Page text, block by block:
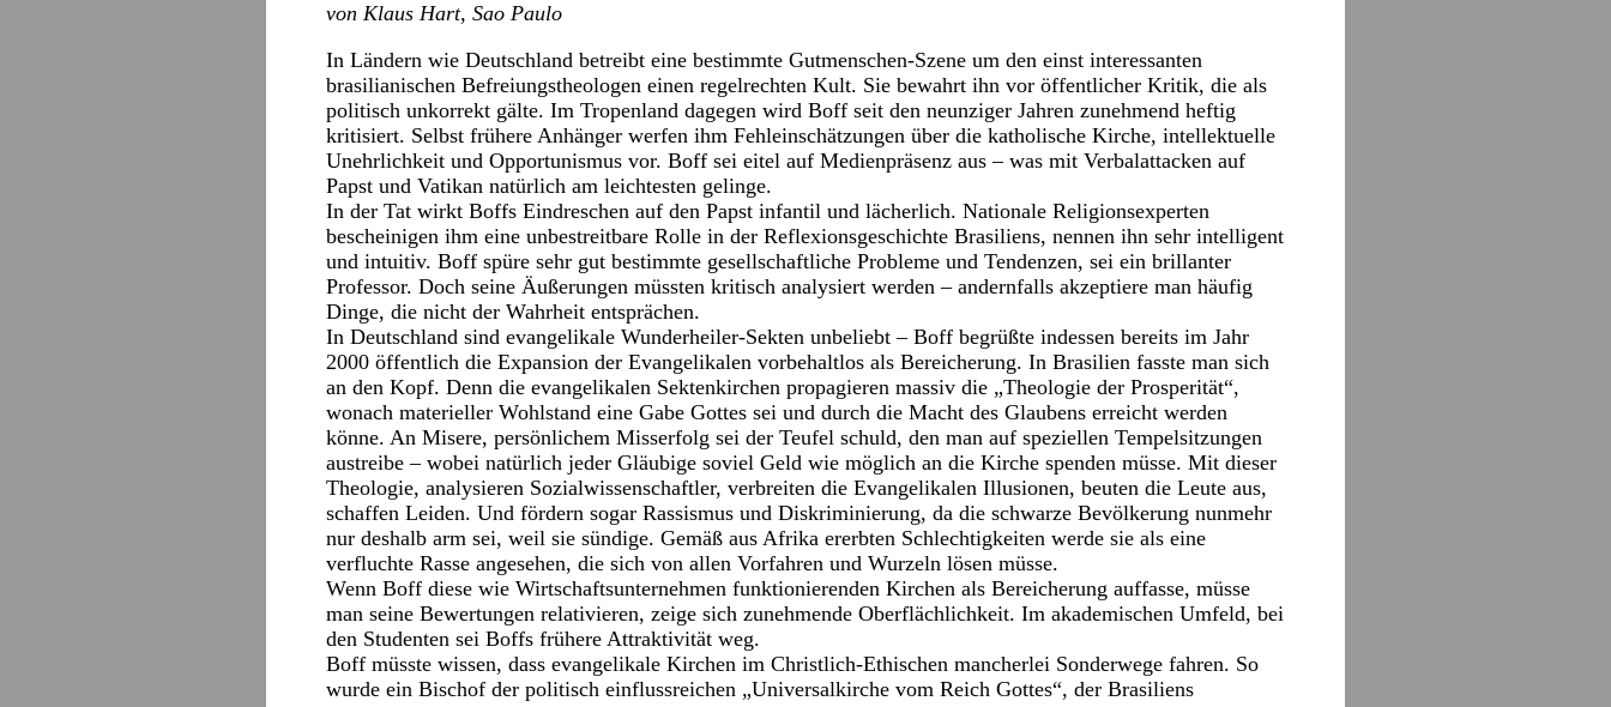
von Klaus Hart, Sao Paulo
In Ländern wie Deutschland betreibt eine bestimmte Gutmenschen-Szene um den einst interessanten
brasilianischen Befreiungstheologen einen regelrechten Kult. Sie bewahrt ihn vor öffentlicher Kritik, die als
politisch unkorrekt gälte. Im Tropenland dagegen wird Boff seit den neunziger Jahren zunehmend heftig
kritisiert. Selbst frühere Anhänger werfen ihm Fehleinschätzungen über die katholische Kirche, intellektuelle
Unehrlichkeit und Opportunismus vor. Boff sei eitel auf Medienpräsenz aus – was mit Verbalattacken auf
Papst und Vatikan natürlich am leichtesten gelinge.
In der Tat wirkt Boffs Eindreschen auf den Papst infantil und lächerlich. Nationale Religionsexperten
bescheinigen ihm eine unbestreitbare Rolle in der Reflexionsgeschichte Brasiliens, nennen ihn sehr intelligent
und intuitiv. Boff spüre sehr gut bestimmte gesellschaftliche Probleme und Tendenzen, sei ein brillanter
Professor. Doch seine Äußerungen müssten kritisch analysiert werden – andernfalls akzeptiere man häufig
Dinge, die nicht der Wahrheit entsprächen.
In Deutschland sind evangelikale Wunderheiler-Sekten unbeliebt – Boff begrüßte indessen bereits im Jahr
2000 öffentlich die Expansion der Evangelikalen vorbehaltlos als Bereicherung. In Brasilien fasste man sich
an den Kopf. Denn die evangelikalen Sektenkirchen propagieren massiv die „Theologie der Prosperität“,
wonach materieller Wohlstand eine Gabe Gottes sei und durch die Macht des Glaubens erreicht werden
könne. An Misere, persönlichem Misserfolg sei der Teufel schuld, den man auf speziellen Tempelsitzungen
austreibe – wobei natürlich jeder Gläubige soviel Geld wie möglich an die Kirche spenden müsse. Mit dieser
Theologie, analysieren Sozialwissenschaftler, verbreiten die Evangelikalen Illusionen, beuten die Leute aus,
schaffen Leiden. Und fördern sogar Rassismus und Diskriminierung, da die schwarze Bevölkerung nunmehr
nur deshalb arm sei, weil sie sündige. Gemäß aus Afrika ererbten Schlechtigkeiten werde sie als eine
verfluchte Rasse angesehen, die sich von allen Vorfahren und Wurzeln lösen müsse.
Wenn Boff diese wie Wirtschaftsunternehmen funktionierenden Kirchen als Bereicherung auffasse, müsse
man seine Bewertungen relativieren, zeige sich zunehmende Oberflächlichkeit. Im akademischen Umfeld, bei
den Studenten sei Boffs frühere Attraktivität weg.
Boff müsste wissen, dass evangelikale Kirchen im Christlich-Ethischen mancherlei Sonderwege fahren. So
wurde ein Bischof der politisch einflussreichen „Universalkirche vom Reich Gottes“, der Brasiliens